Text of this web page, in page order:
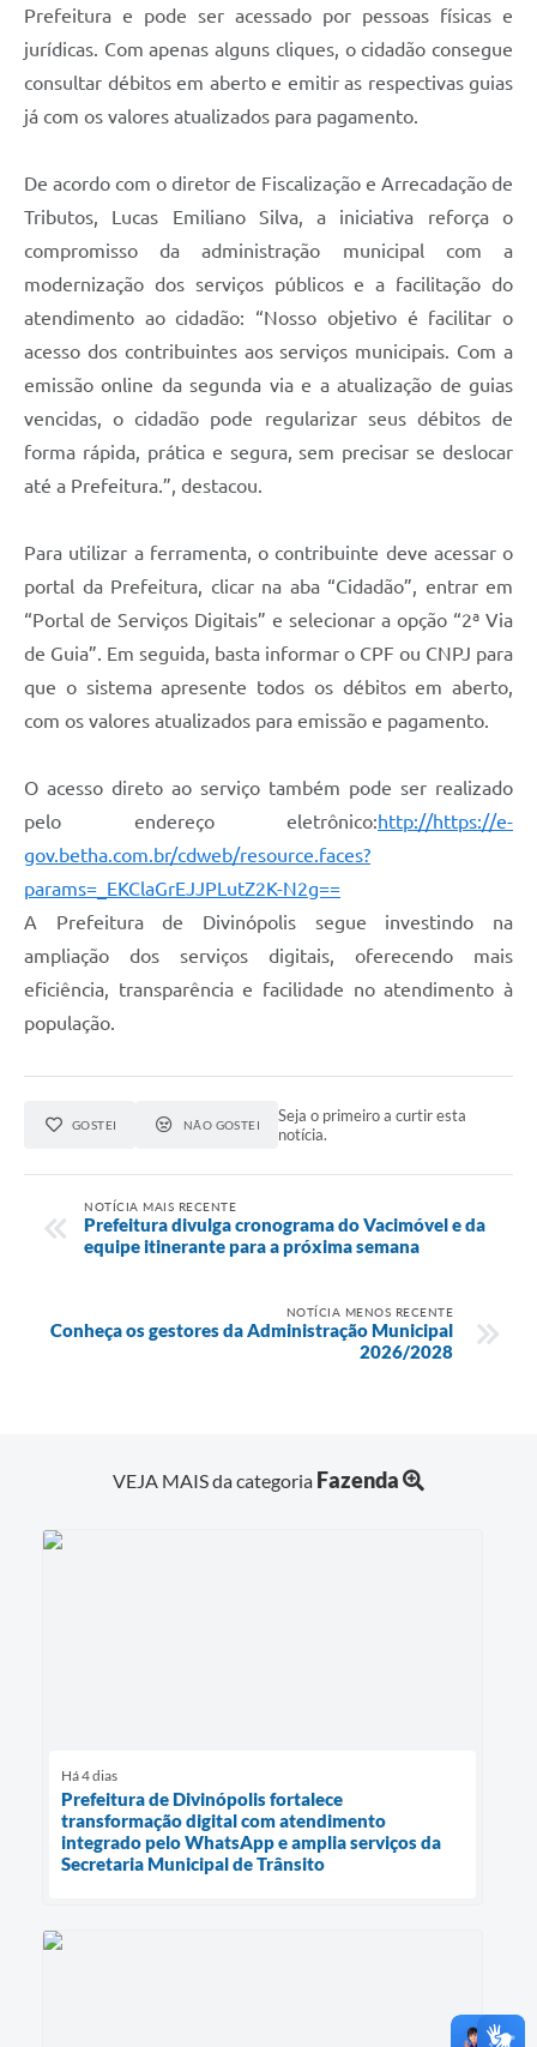
Prefeitura e pode ser acessado por pessoas físicas e
jurídicas. Com apenas alguns cliques, o cidadão consegue
consultar débitos em aberto e emitir as respectivas guias
já com os valores atualizados para pagamento.
De acordo com o diretor de Fiscalização e Arrecadação de
Tributos, Lucas Emiliano Silva, a iniciativa reforça o
compromisso da administração municipal com a
modernização dos serviços públicos e a facilitação do
atendimento ao cidadão: “Nosso objetivo é facilitar o
acesso dos contribuintes aos serviços municipais. Com a
emissão online da segunda via e a atualização de guias
vencidas, o cidadão pode regularizar seus débitos de
forma rápida, prática e segura, sem precisar se deslocar
até a Prefeitura.”, destacou.
Para utilizar a ferramenta, o contribuinte deve acessar o
portal da Prefeitura, clicar na aba “Cidadão”, entrar em
“Portal de Serviços Digitais” e selecionar a opção “2ª Via
de Guia”. Em seguida, basta informar o CPF ou CNPJ para
que o sistema apresente todos os débitos em aberto,
com os valores atualizados para emissão e pagamento.
O acesso direto ao serviço também pode ser realizado
pelo endereço eletrônico:http://https://e-
gov.betha.com.br/cdweb/resource.faces?
params=_EKClaGrEJJPLutZ2K-N2g==
A Prefeitura de Divinópolis segue investindo na
ampliação dos serviços digitais, oferecendo mais
eficiência, transparência e facilidade no atendimento à
população.
GOSTEI NÃO GOSTEI
Seja o primeiro a curtir esta
notícia.
NOTÍCIA MAIS RECENTE
Prefeitura divulga cronograma do Vacimóvel e da
equipe itinerante para a próxima semana
NOTÍCIA MENOS RECENTE
Conheça os gestores da Administração Municipal
2026/2028
VEJA MAIS da categoria Fazenda
Há 4 dias
Prefeitura de Divinópolis fortalece
transformação digital com atendimento
integrado pelo WhatsApp e amplia serviços da
Secretaria Municipal de Trânsito